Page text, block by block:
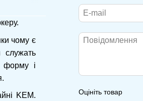
чому є
служать
форму і
KEM.
Оцініть товар